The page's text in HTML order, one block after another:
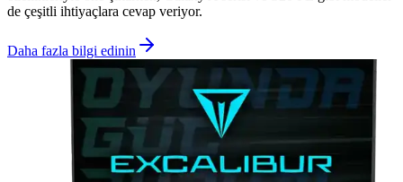
de çeşitli ihtiyaçlara cevap veriyor.
Daha fazla bilgi edinin